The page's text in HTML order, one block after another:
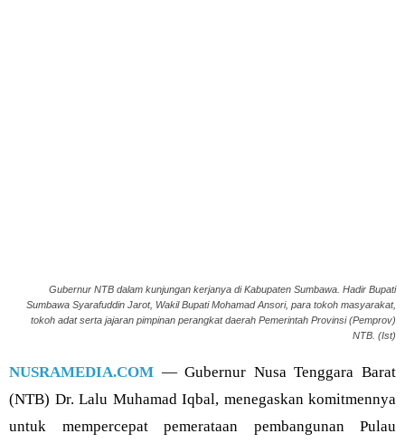
Gubernur NTB dalam kunjungan kerjanya di Kabupaten Sumbawa. Hadir Bupati
Sumbawa Syarafuddin Jarot, Wakil Bupati Mohamad Ansori, para tokoh masyarakat,
tokoh adat serta jajaran pimpinan perangkat daerah Pemerintah Provinsi (Pemprov)
NTB. (Ist)
NUSRAMEDIA.COM — Gubernur Nusa Tenggara Barat
(NTB) Dr. Lalu Muhamad Iqbal, menegaskan komitmennya
untuk mempercepat pemerataan pembangunan Pulau